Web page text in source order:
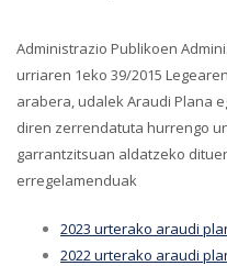
Administrazio Publikoen
urriaren 1eko 39/2015
arabera, udalek Araudi Plana
diren zerrendatuta hurrengo
garrantzitsuan aldatzeko
erregelamenduak
2023 urterako araudi
2022 urterako araudi